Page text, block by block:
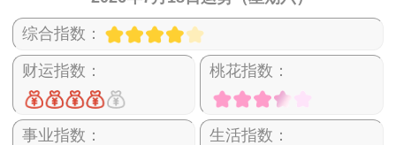
综合指数：
财运指数： 桃花指数：
事业指数： 生活指数：